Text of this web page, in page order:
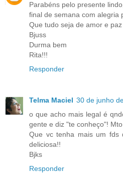
Parabéns pelo presente
final de semana com alegria
Que tudo seja de amor e paz
Bjuss
Durma bem
Rita!!!
Responder
Telma Maciel 30 de junho
o que acho mais legal é
gente e diz "te conheço"!
Que vc tenha mais um fds
deliciosa!!
Bjks
Responder